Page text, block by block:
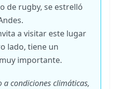
de rugby, se estrelló
a visitar este lugar
lado, tiene un
importante.
condiciones climáticas,